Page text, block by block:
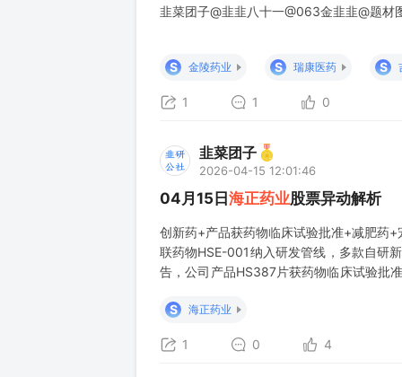
韭菜团子@韭韭八十一@063金韭韭@题材
S 金陵药业 S 瑞康医药 S
1 1 0
韭菜团子
2026-04-15 12:01:46
04月15日 海正药业股票异动解析
创新药+产品获药物临床试验批准+减肥药
联药物HSE-001纳入研发管线，多款自研
告，公司产品HS387片获药物临床试验批
健品行业近30年，
S 海正药业
1 0 4